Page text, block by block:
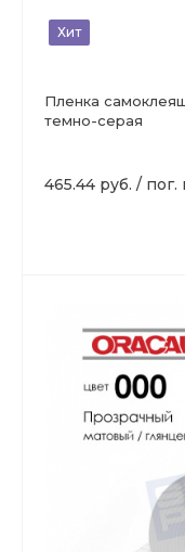
Хит
Пленка
темно-серая
465.44 руб. / пог.